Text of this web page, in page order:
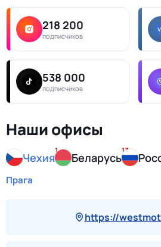
218 200
подписчиков
538 000
подписчиков
Наши офисы
Чехия
1
Беларусь
13
Прага
https://